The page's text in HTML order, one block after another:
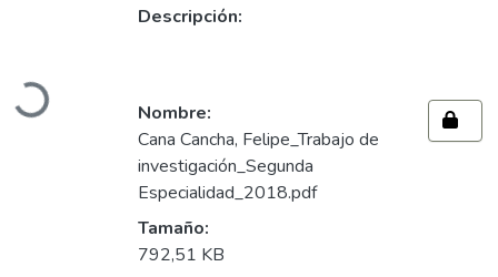
Cargando...
Descripción:
Nombre:
Cana Cancha, Felipe_Trabajo de
investigación_Segunda
Especialidad_2018.pdf
Tamaño:
792,51 KB